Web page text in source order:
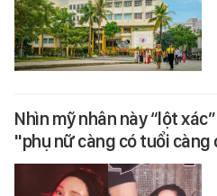
Nhìn mỹ nhân này “lột
"phụ nữ càng có tuổi càng